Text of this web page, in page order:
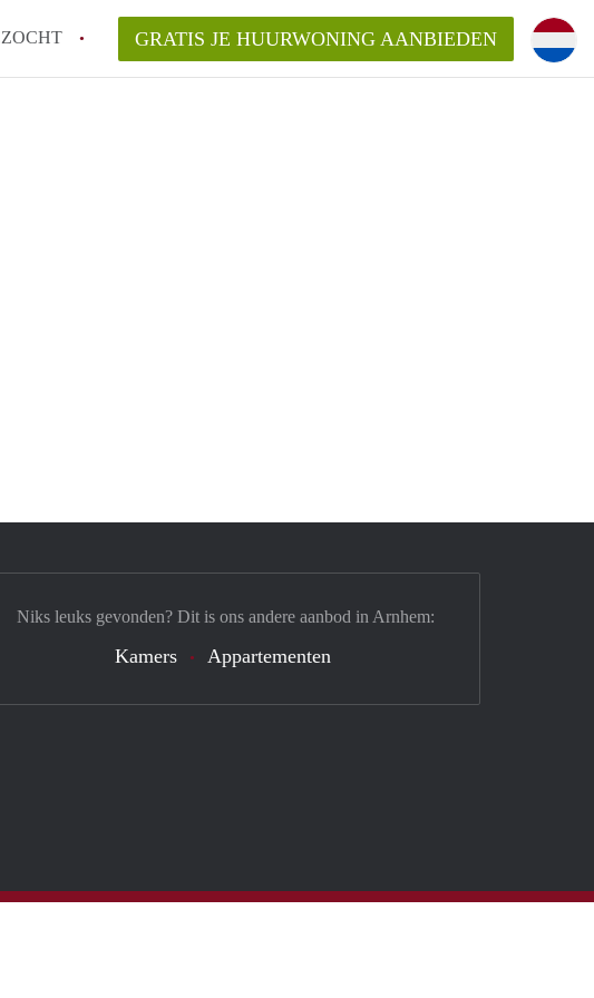
GRATIS JE HUURWONING AANBIEDEN
Niks leuks gevonden? Dit is ons andere aanbod in Arnhem:
Kamers Appartementen